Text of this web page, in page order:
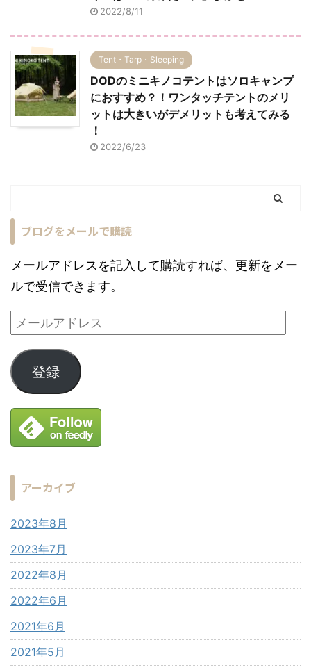
2022/8/11
Tent・Tarp・Sleeping
DODのミニキノコテントはソロキャンプ
におすすめ？！ワンタッチテントのメリ
ットは大きいがデメリットも考えてみる
！
2022/6/23
ブログをメールで購読
メールアドレスを記入して購読すれば、更新をメー
ルで受信できます。
登録
アーカイブ
2023年8月
2023年7月
2022年8月
2022年6月
2021年6月
2021年5月